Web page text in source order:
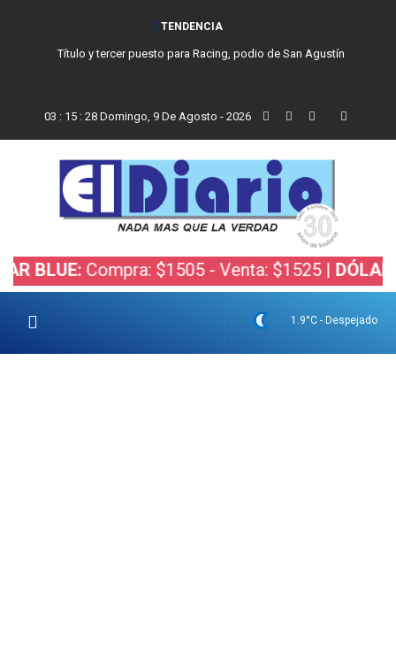
TENDENCIA
Título y tercer puesto para Racing, podio de San Agustín
03 : 15 : 29 Domingo, 9 De Agosto - 2026
Compra: $1505 - Venta: $1525 |DÓLAR
1.9°C - Despejado